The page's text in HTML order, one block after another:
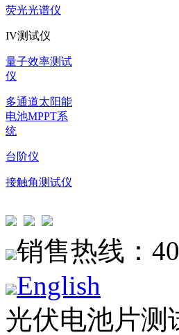
荧光光谱仪
IV测试仪
量子效率测试
仪
多通道太阳能
电池MPPT系
统
台阶仪
接触角测试仪
销售热线：
English
光伏电池片测